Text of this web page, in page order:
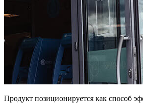
Продукт позиционируется как способ